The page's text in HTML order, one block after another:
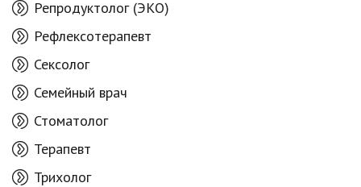
Репродуктолог (ЭКО)
Рефлексотерапевт
Сексолог
Семейный врач
Стоматолог
Терапевт
Трихолог